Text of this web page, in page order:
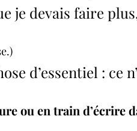
je devais faire
d’essentiel : ce
ou en train d’écrire